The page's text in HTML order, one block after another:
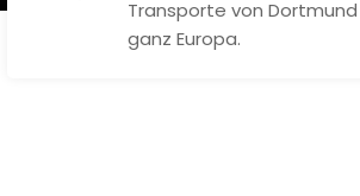
Transporte von
ganz Europa.